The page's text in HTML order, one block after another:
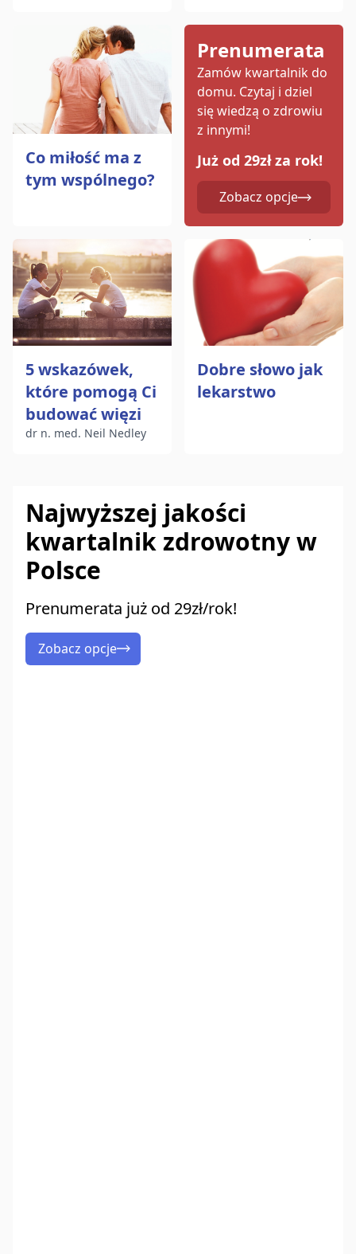
Co miłość ma z
tym wspólnego?
Prenumerata
Zamów kwartalnik do
domu. Czytaj i dziel
się wiedzą o zdrowiu
z innymi!
Już od 29zł za rok!
Zobacz opcje
5 wskazówek,
które pomogą Ci
budować więzi
dr n. med. Neil Nedley
Dobre słowo jak
lekarstwo
Najwyższej jakości
kwartalnik zdrowotny w
Polsce
Prenumerata już od 29zł/rok!
Zobacz opcje